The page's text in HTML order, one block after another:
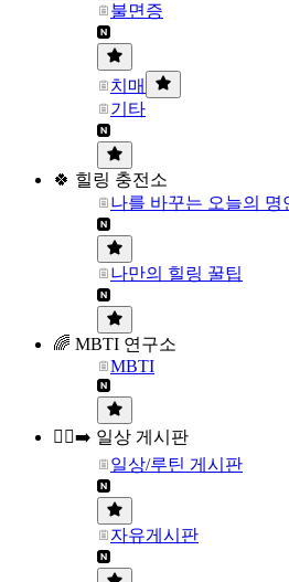
불면증
치매
기타
🍀 힐링 충전소
나를 바꾸는 오늘의 명
나만의 힐링 꿀팁
🌈 MBTI 연구소
MBTI
🏃‍♀️‍➡️ 일상 게시판
일상/루틴 게시판
자유게시판